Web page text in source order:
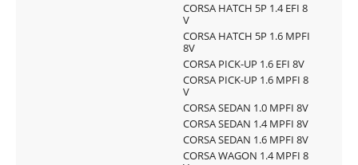
CORSA HATCH 5P 1.4 EFI 8
V
CORSA HATCH 5P 1.6 MPFI
8V
CORSA PICK-UP 1.6 EFI 8V
CORSA PICK-UP 1.6 MPFI 8
V
CORSA SEDAN 1.0 MPFI 8V
CORSA SEDAN 1.4 MPFI 8V
CORSA SEDAN 1.6 MPFI 8V
CORSA WAGON 1.4 MPFI 8